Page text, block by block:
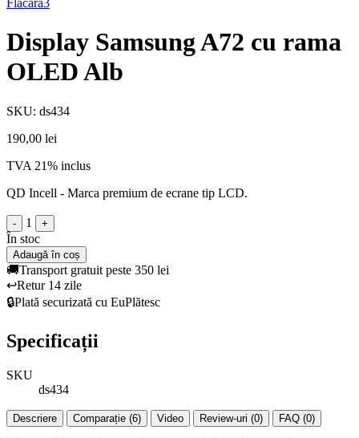
Flacara3
Display Samsung A72 cu rama
OLED Alb
SKU: ds434
190,00 lei
TVA 21% inclus
QD Incell - Marca premium de ecrane tip LCD.
- 1 +
În stoc
Adaugă în coș
🚚Transport gratuit peste 350 lei
↩️Retur 14 zile
🔒Plată securizată cu EuPlătesc
Specificații
SKU
ds434
Descriere Comparație (6) Video Review-uri (0) FAQ (0)